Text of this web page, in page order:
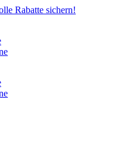
Rabatte sichern!